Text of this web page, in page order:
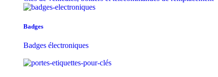
Badges
Badges électroniques